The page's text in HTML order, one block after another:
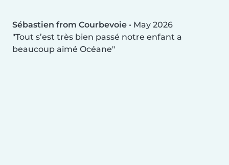
Sébastien from Courbevoie • May 2026
Tout s’est très bien passé notre enfant a
beaucoup aimé Océane